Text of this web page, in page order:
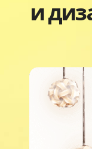
и